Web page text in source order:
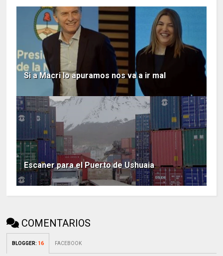
Si a Macri lo apuramos nos va a ir mal
Escaner para el Puerto de Ushuaia
COMENTARIOS
BLOGGER: 16 FACEBOOK